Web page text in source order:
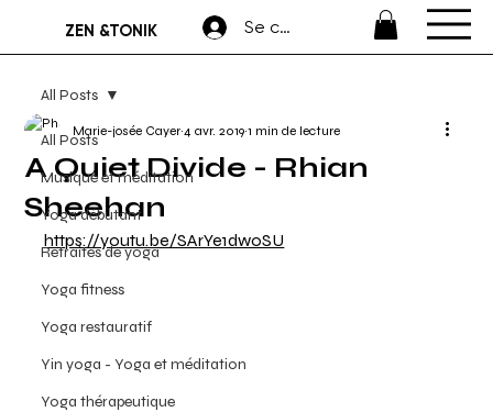
ZEN &TONIK Se connecter
All Posts
Musique et méditation
Yoga débutant
Retraites de yoga
Yoga fitness
Yoga restauratif
Yin yoga - Yoga et méditation
Yoga thérapeutique
All Posts
A Quiet Divide - Rhian
Sheehan
Marie-josée Cayer 4 avr. 2019 1 min de lecture
https://youtu.be/SArYe1dwoSU